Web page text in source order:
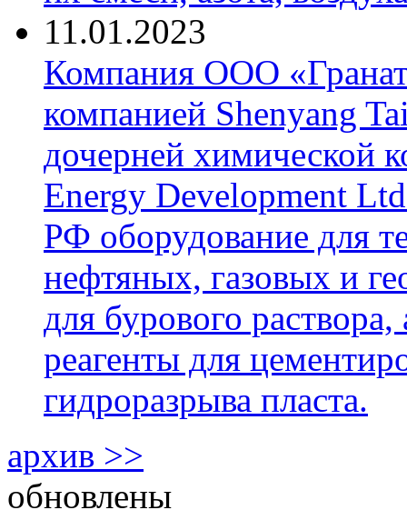
11.01.2023
Компания ООО
компанией Shenyang
дочерней химической
Energy Development
РФ оборудование для
нефтяных, газовых и
для бурового
реагенты для
гидроразрыва пласта.
архив >>
обновлены